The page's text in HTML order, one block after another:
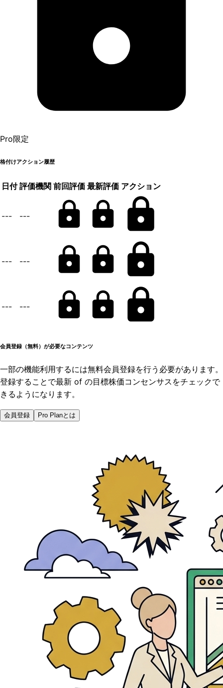
Pro限定
格付けアクション履歴
日付 評価機関 前回評価 最新評価 アクション
--- ---
--- ---
--- ---
会員登録（無料）が必要なコンテンツ
一部の機能利用するには無料会員登録を行う必要があります。
登録することで最新 of の目標株価コンセンサスをチェックで
きるようになります。
会員登録 Pro Planとは